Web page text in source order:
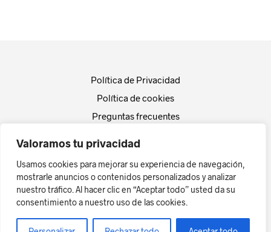
Valoramos tu privacidad
Usamos cookies para mejorar su experiencia de navegación,
mostrarle anuncios o contenidos personalizados y analizar
nuestro tráfico. Al hacer clic en “Aceptar todo” usted da su
consentimiento a nuestro uso de las cookies.
Política de Privacidad
Política de cookies
Preguntas frecuentes
Contacto
Diseño Web bydtscreativo.es